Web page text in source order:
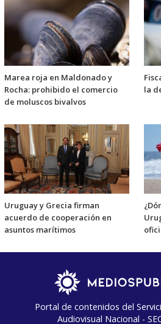
Marea roja en Maldonado y
Rocha: prohibido el comercio
de moluscos bivalvos
la
Uruguay y Grecia firman
acuerdo de cooperación en
asuntos marítimos
Portal de contenidos del
Audiovisual Nacional -